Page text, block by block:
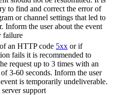
to find and correct the error of
or channel settings that led to
Inform the user about the event
failure
an HTTP code 5xx or if
fails it is recommended to
request up to 3 times with an
3-60 seconds. Inform the user
is temporarily undeliverable.
support